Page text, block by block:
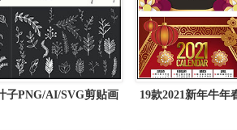
子PNG/AI/SVG剪贴画
19款2021新年牛年